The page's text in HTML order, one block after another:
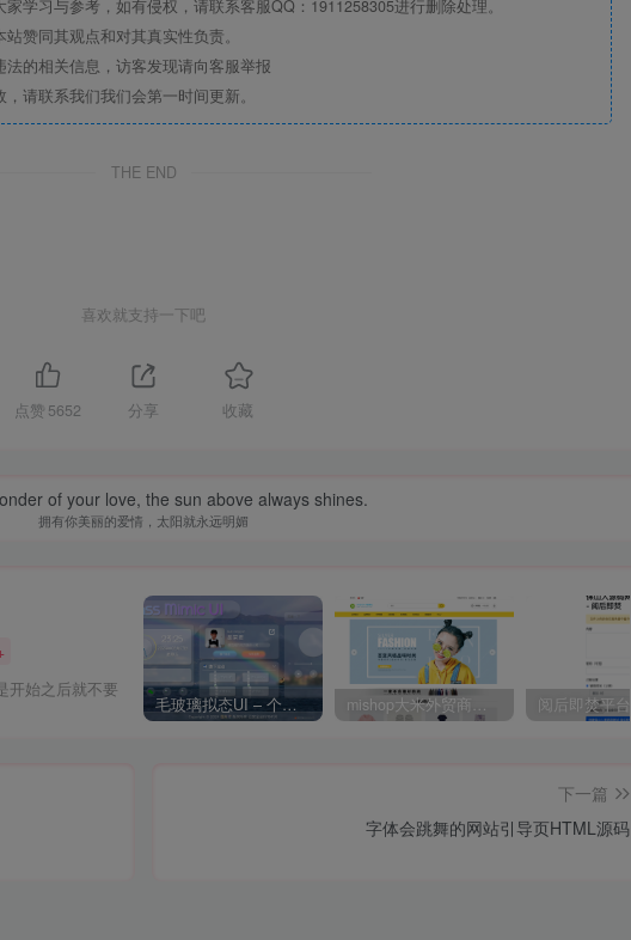
学习与参考，如有侵权，请联系客服QQ：1911258305进行删除处理。
赞同其观点和对其真实性负责。
的相关信息，访客发现请向客服举报
请联系我们我们会第一时间更新。
THE END
喜欢就支持一下吧
点赞 5652 分享 收藏
of your love, the sun above always shines.
拥有你美丽的爱情，太阳就永远明媚
开始之后就不要
毛玻璃拟态UI – 个人主页（开源版） mishop大米外贸商城系统133种语言版本
下一篇
字体会跳舞的网站引导页HTML源码